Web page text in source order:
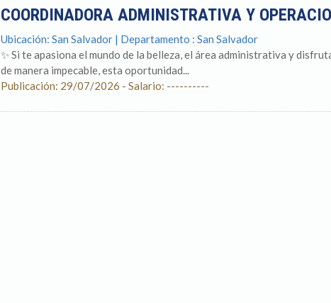
COORDINADORA ADMINISTRATIVA Y
Ubicación: San Salvador | Departamento : San Salvador
✨ Si te apasiona el mundo de la belleza, el área administrativa y
de manera impecable, esta oportunidad...
Publicación: 29/07/2026 - Salario: ----------